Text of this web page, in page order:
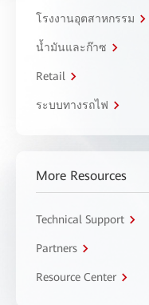
โรงงานอุตสาหกรรม
น้ำมันและก๊าซ
Retail
ระบบทางรถไฟ
More Resources
Technical Support
Partners
Resource Center